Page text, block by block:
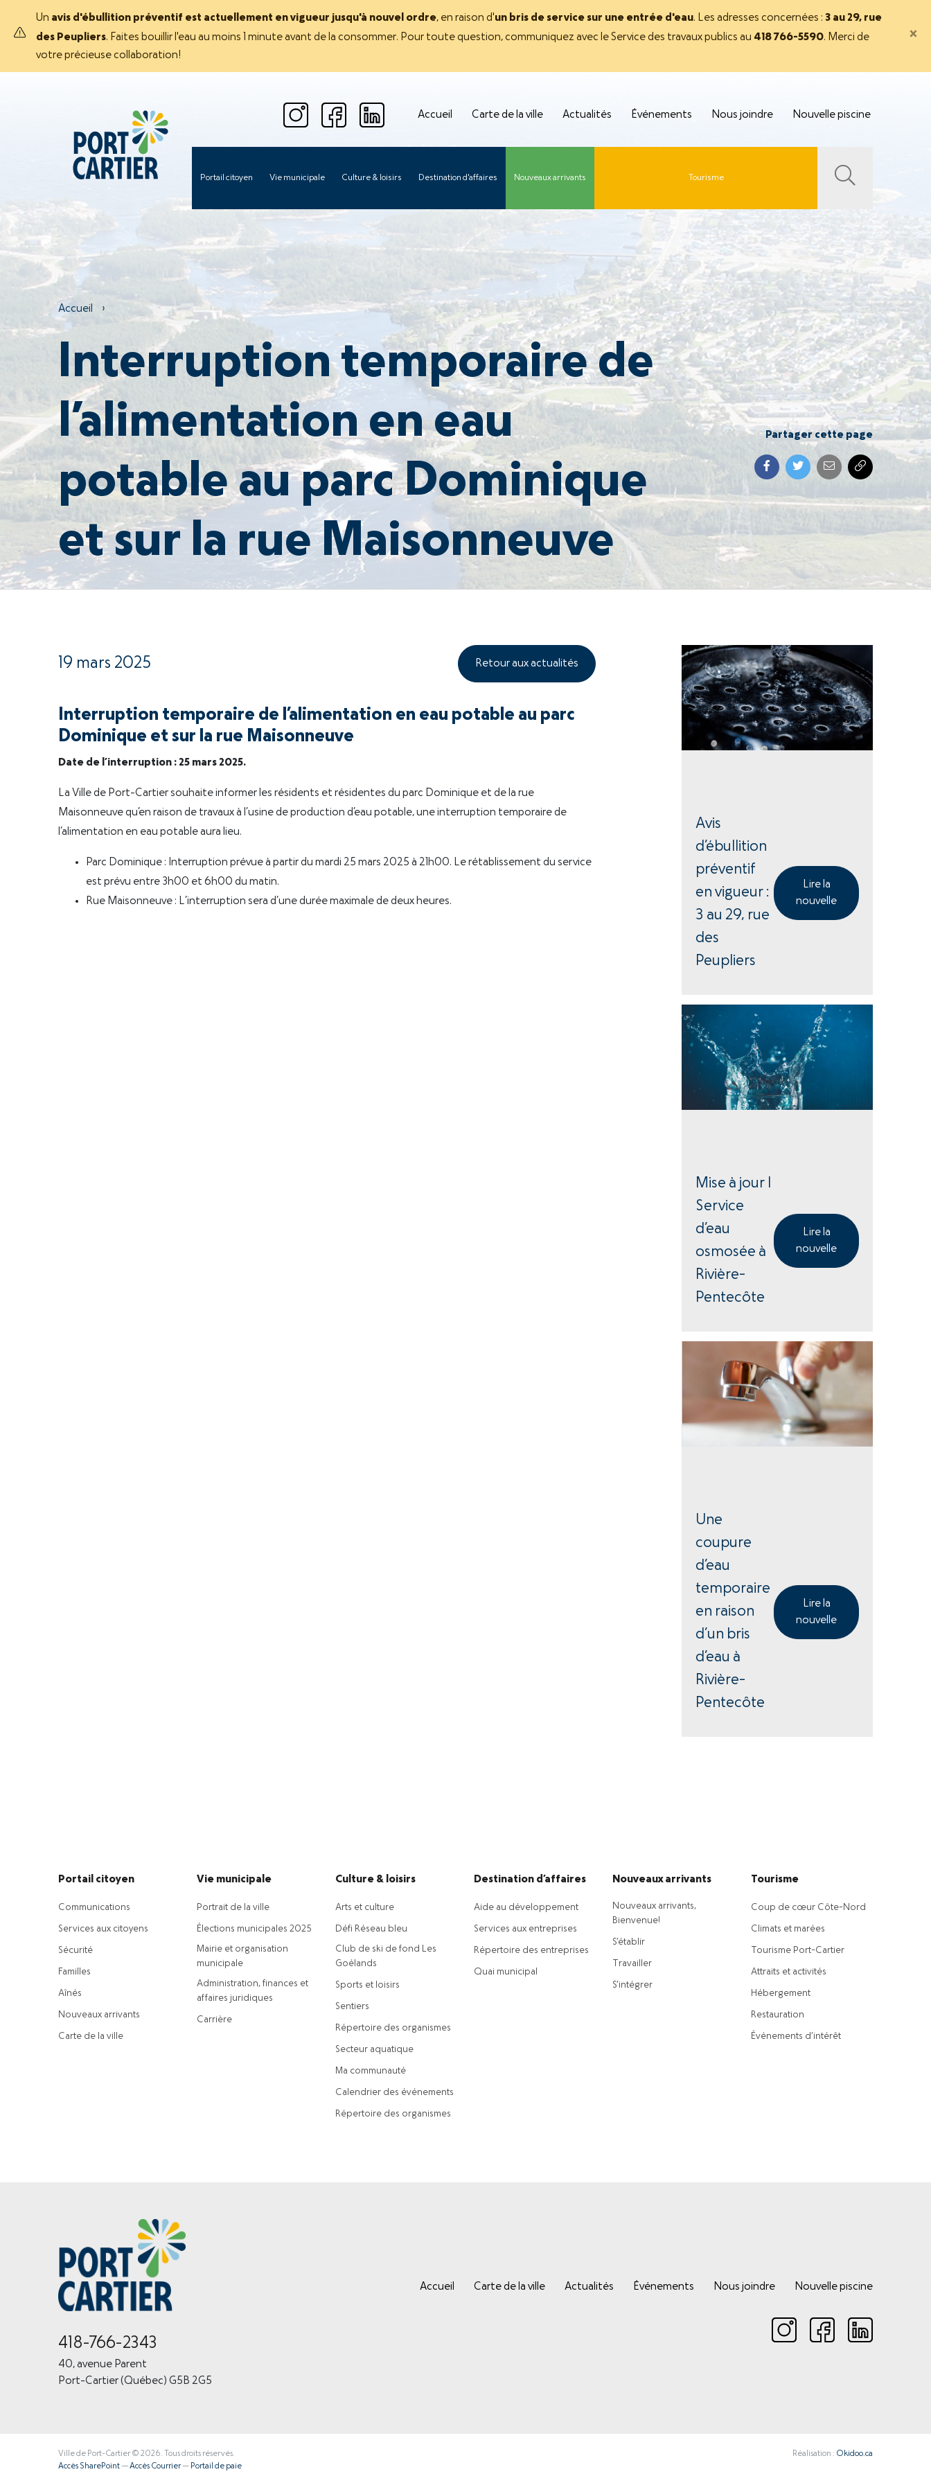
Un avis d'ébullition préventif est actuellement en vigueur jusqu'à nouvel ordre, en raison d'un bris de service sur une entrée d'eau. Les adresses concernées : 3 au 29, rue
des Peupliers. Faites bouillir l'eau au moins 1 minute avant de la consommer. Pour toute question, communiquez avec le Service des travaux publics au 418 766-5590. Merci de
votre précieuse collaboration!
×
Accueil Carte de la ville Actualités Événements Nous joindre Nouvelle piscine
Portail citoyen Vie municipale Culture & loisirs Destination d'affaires Nouveaux arrivants Tourisme
Accueil ›
Interruption temporaire de
l’alimentation en eau
potable au parc Dominique
et sur la rue Maisonneuve
Partager cette page
19 mars 2025 Retour aux actualités
Interruption temporaire de l’alimentation en eau potable au parc
Dominique et sur la rue Maisonneuve
Date de l’interruption : 25 mars 2025.
La Ville de Port-Cartier souhaite informer les résidents et résidentes du parc Dominique et de la rue
Maisonneuve qu’en raison de travaux à l’usine de production d’eau potable, une interruption temporaire de
l’alimentation en eau potable aura lieu.
Parc Dominique : Interruption prévue à partir du mardi 25 mars 2025 à 21h00. Le rétablissement du service
est prévu entre 3h00 et 6h00 du matin.
Rue Maisonneuve : L’interruption sera d’une durée maximale de deux heures.
Avis
d’ébullition
préventif
en vigueur :
3 au 29, rue
des
Peupliers
Lire la
nouvelle
Mise à jour |
Service
d’eau
osmosée à
Rivière-
Pentecôte
Lire la
nouvelle
Une
coupure
d’eau
temporaire
en raison
d’un bris
d’eau à
Rivière-
Pentecôte
Lire la
nouvelle
Portail citoyen
Communications
Services aux citoyens
Sécurité
Familles
Aînés
Nouveaux arrivants
Carte de la ville
Vie municipale
Portrait de la ville
Élections municipales 2025
Mairie et organisation
municipale
Administration, finances et
affaires juridiques
Carrière
Culture & loisirs
Arts et culture
Défi Réseau bleu
Club de ski de fond Les
Goélands
Sports et loisirs
Sentiers
Répertoire des organismes
Secteur aquatique
Ma communauté
Calendrier des événements
Répertoire des organismes
Destination d’affaires
Aide au développement
Services aux entreprises
Répertoire des entreprises
Quai municipal
Nouveaux arrivants
Nouveaux arrivants,
Bienvenue!
S’établir
Travailler
S’intégrer
Tourisme
Coup de cœur Côte-Nord
Climats et marées
Tourisme Port-Cartier
Attraits et activités
Hébergement
Restauration
Événements d’intérêt
418-766-2343
40, avenue Parent
Port-Cartier (Québec) G5B 2G5
Accueil Carte de la ville Actualités Événements Nous joindre Nouvelle piscine
Ville de Port-Cartier © 2026. Tous droits réservés.
Accès SharePoint—Accès Courrier— Portail de paie
Réalisation : Okidoo.ca